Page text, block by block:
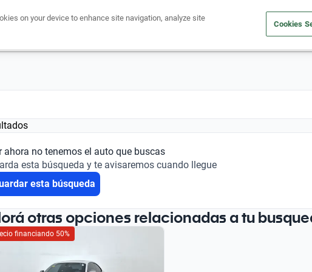
Comprá un auto Outlet
ahora no tenemos el auto que buscas
esta búsqueda y te avisaremos cuando llegue
esta búsqueda
otras opciones relacionadas a tu
financiando 50%
on your device to enhance site navigation, analyze site
Cookies